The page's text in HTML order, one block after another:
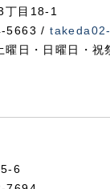
目18-1
5663 /
日・日曜日・祝
6